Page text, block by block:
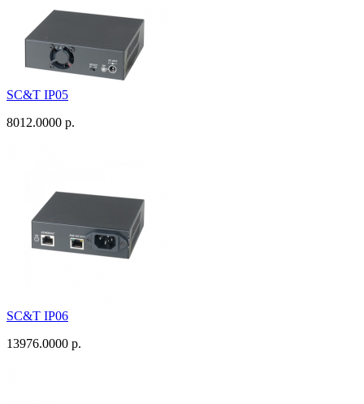
SC&T IP05
8012.0000 р.
SC&T IP06
13976.0000 р.